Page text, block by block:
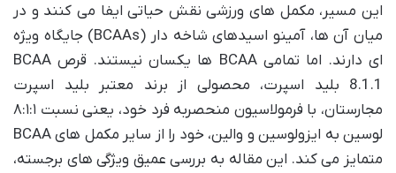
این مسیر، مکمل های ورزشی نقش حیاتی ایفا می کنند و در
میان آن ها، آمینو اسیدهای شاخه دار (BCAAs) جایگاه ویژه
ای دارند. اما تمامی BCAA ها یکسان نیستند. قرص BCAA
8.1.1 بلید اسپرت، محصولی از برند معتبر بلید اسپرت
مجارستان، با فرمولاسیون منحصربه فرد خود، یعنی نسبت ۸:۱:۱
لوسین به ایزولوسین و والین، خود را از سایر مکمل های BCAA
متمایز می کند. این مقاله به بررسی عمیق ویژگی های برجسته،